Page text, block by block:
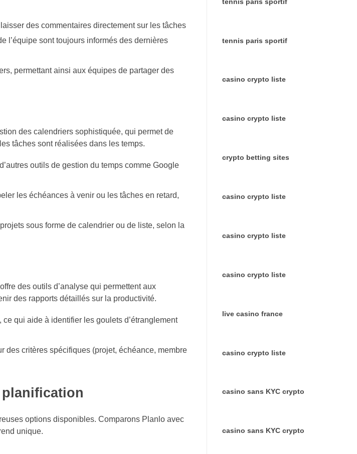
des commentaires directement sur les tâches
l’équipe sont toujours informés des dernières
permettant ainsi aux équipes de partager des
des calendriers sophistiquée, qui permet de
tâches sont réalisées dans les temps.
outils de gestion du temps comme Google
les échéances à venir ou les tâches en retard,
sous forme de calendrier ou de liste, selon la
des outils d’analyse qui permettent aux
des rapports détaillés sur la productivité.
qui aide à identifier les goulets d’étranglement
des critères spécifiques (projet, échéance, membre
planification
options disponibles. Comparons Planlo avec
unique.
tennis paris sportif
casino crypto liste
casino crypto liste
crypto betting sites
casino crypto liste
casino crypto liste
casino crypto liste
live casino france
casino crypto liste
casino sans KYC crypto
casino sans KYC crypto